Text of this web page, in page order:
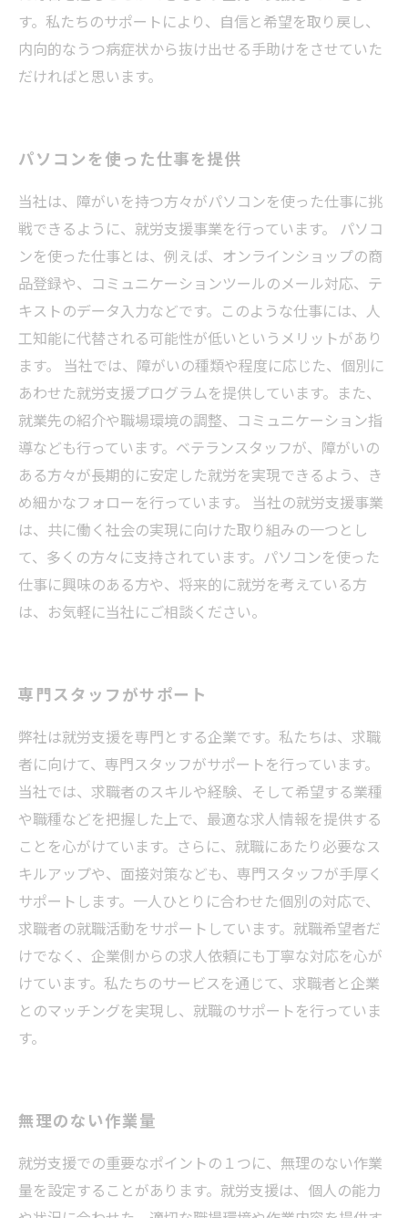
す。私たちのサポートにより、自信と希望を取り戻し、
内向的なうつ病症状から抜け出せる手助けをさせていた
だければと思います。
パソコンを使った仕事を提供
当社は、障がいを持つ方々がパソコンを使った仕事に挑
戦できるように、就労支援事業を行っています。 パソコ
ンを使った仕事とは、例えば、オンラインショップの商
品登録や、コミュニケーションツールのメール対応、テ
キストのデータ入力などです。このような仕事には、人
工知能に代替される可能性が低いというメリットがあり
ます。 当社では、障がいの種類や程度に応じた、個別に
あわせた就労支援プログラムを提供しています。また、
就業先の紹介や職場環境の調整、コミュニケーション指
導なども行っています。ベテランスタッフが、障がいの
ある方々が長期的に安定した就労を実現できるよう、き
め細かなフォローを行っています。 当社の就労支援事業
は、共に働く社会の実現に向けた取り組みの一つとし
て、多くの方々に支持されています。パソコンを使った
仕事に興味のある方や、将来的に就労を考えている方
は、お気軽に当社にご相談ください。
専門スタッフがサポート
弊社は就労支援を専門とする企業です。私たちは、求職
者に向けて、専門スタッフがサポートを行っています。
当社では、求職者のスキルや経験、そして希望する業種
や職種などを把握した上で、最適な求人情報を提供する
ことを心がけています。さらに、就職にあたり必要なス
キルアップや、面接対策なども、専門スタッフが手厚く
サポートします。一人ひとりに合わせた個別の対応で、
求職者の就職活動をサポートしています。就職希望者だ
けでなく、企業側からの求人依頼にも丁寧な対応を心が
けています。私たちのサービスを通じて、求職者と企業
とのマッチングを実現し、就職のサポートを行っていま
す。
無理のない作業量
就労支援での重要なポイントの１つに、無理のない作業
量を設定することがあります。就労支援は、個人の能力